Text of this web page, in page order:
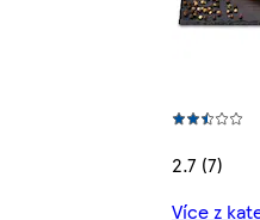
2.7 (7)
Více z